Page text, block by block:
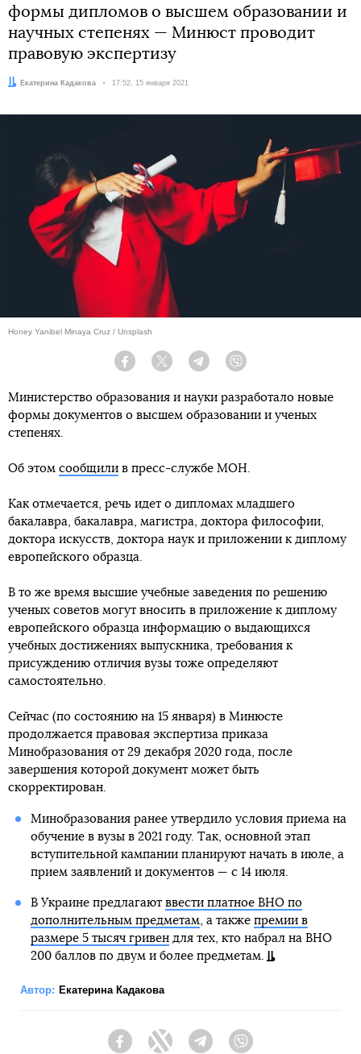
формы дипломов о высшем образовании и
научных степенях — Минюст проводит
правовую экспертизу
Автор:Екатерина Кадакова Дата:
17:52, 15 января 2021
Honey Yanibel Minaya Cruz / Unsplash
Facebook Twitter Telegram
Министерство образования и науки разработало новые
формы документов о высшем образовании и ученых
степенях.
Об этом сообщили в пресс-службе МОН.
Как отмечается, речь идет о дипломах младшего
бакалавра, бакалавра, магистра, доктора философии,
доктора искусств, доктора наук и приложении к диплому
европейского образца.
В то же время высшие учебные заведения по решению
ученых советов могут вносить в приложение к диплому
европейского образца информацию о выдающихся
учебных достижениях выпускника, требования к
присуждению отличия вузы тоже определяют
самостоятельно.
Сейчас (по состоянию на 15 января) в Минюсте
продолжается правовая экспертиза приказа
Минобразования от 29 декабря 2020 года, после
завершения которой документ может быть
скорректирован.
Минобразования ранее утвердило условия приема на
обучение в вузы в 2021 году. Так, основной этап
вступительной кампании планируют начать в июле, а
прием заявлений и документов — с 14 июля.
В Украине предлагают ввести платное ВНО по
дополнительным предметам, а также премии в
размере 5 тысяч гривендля тех, кто набрал на ВНО
200 баллов по двум и более предметам.
Автор: Екатерина Кадакова
FacebookTwitter Telegram